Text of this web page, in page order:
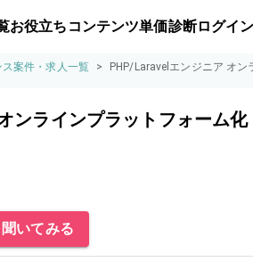
お役立ちコンテンツ単価診断ログイン
ス案件・求人一覧 > PHP/Laravelエンジニア オ
ンラインプラットフォーム化
いてみる